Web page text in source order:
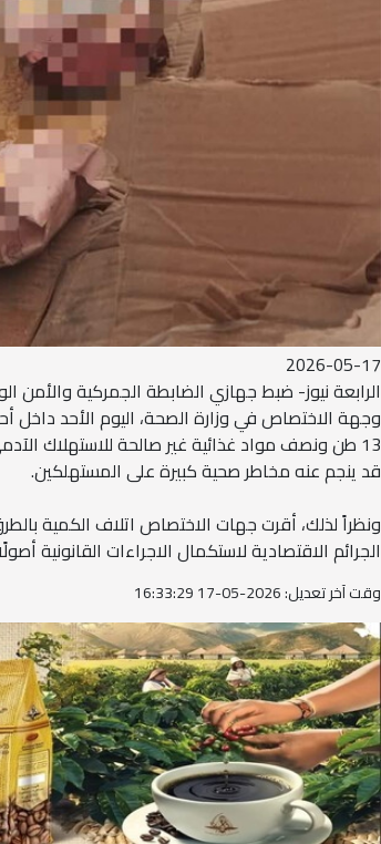
2026-05-17
الرابعة نيوز- ضبط جهازي الضابطة الجمركية والأمن
وجهة الاختصاص في وزارة الصحة، اليوم الأحد
13 طن ونصف مواد غذائية غير صالحة للاستهلاك
قد ينجم عنه مخاطر صحية كبيرة على المستهلكين.
ونظراً لذلك، أقرت جهات الاختصاص اتلاف الكمية
الجرائم الاقتصادية لاستكمال الاجراءات القانونية
وقت آخر تعديل: 2026-05-17 16:33:29